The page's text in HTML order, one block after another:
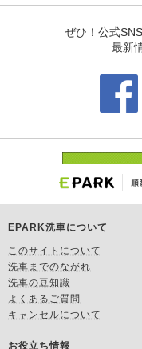
EPARK洗車について
このサイトについて
洗車までのながれ
洗車の豆知識
よくあるご質問
キャンセルについて
お役立ち情報